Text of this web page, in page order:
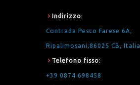
Indirizzo:
Contrada Pesco Farese 6A,
Ripalimosani,86025 CB, Italia
Telefono fisso:
+39 0874 698458